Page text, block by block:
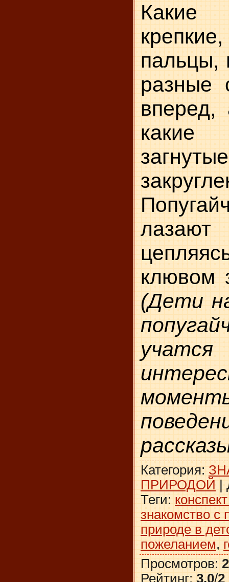
Какие
пальцы,
разные
клювом
(Дети
Категория:
ПРИРОДОЙ |
Теги:
знакомство с
природе в
пожеланием,
Просмотров:
Рейтинг: 3.0/2